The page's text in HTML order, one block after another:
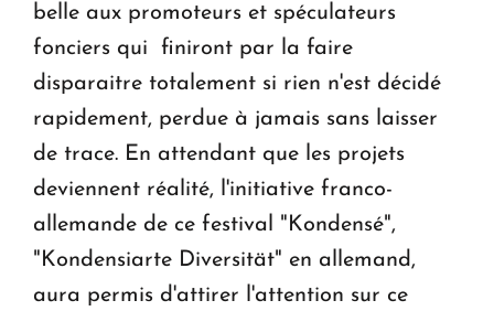
belle aux promoteurs et spéculateurs
fonciers qui finiront par la faire
disparaitre totalement si rien n'est décidé
rapidement, perdue à jamais sans laisser
de trace. En attendant que les projets
deviennent réalité, l'initiative franco-
allemande de ce festival "Kondensé",
"Kondensiarte Diversität" en allemand,
aura permis d'attirer l'attention sur ce